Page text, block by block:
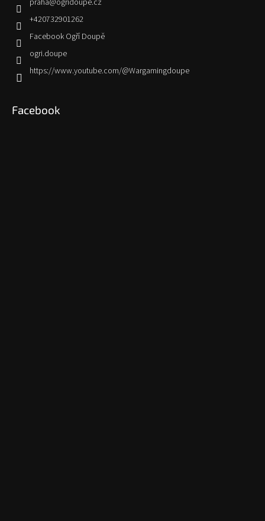
praha@ogridoupe.cz
+420732901262
Facebook Ogří Doupě
ogri.doupe
https://www.youtube.com/@Wargamingdoupe
Facebook